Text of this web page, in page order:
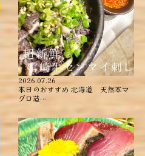
2026.07.26
本日のおすすめ ︎北海道 天然本マ
グロ造…